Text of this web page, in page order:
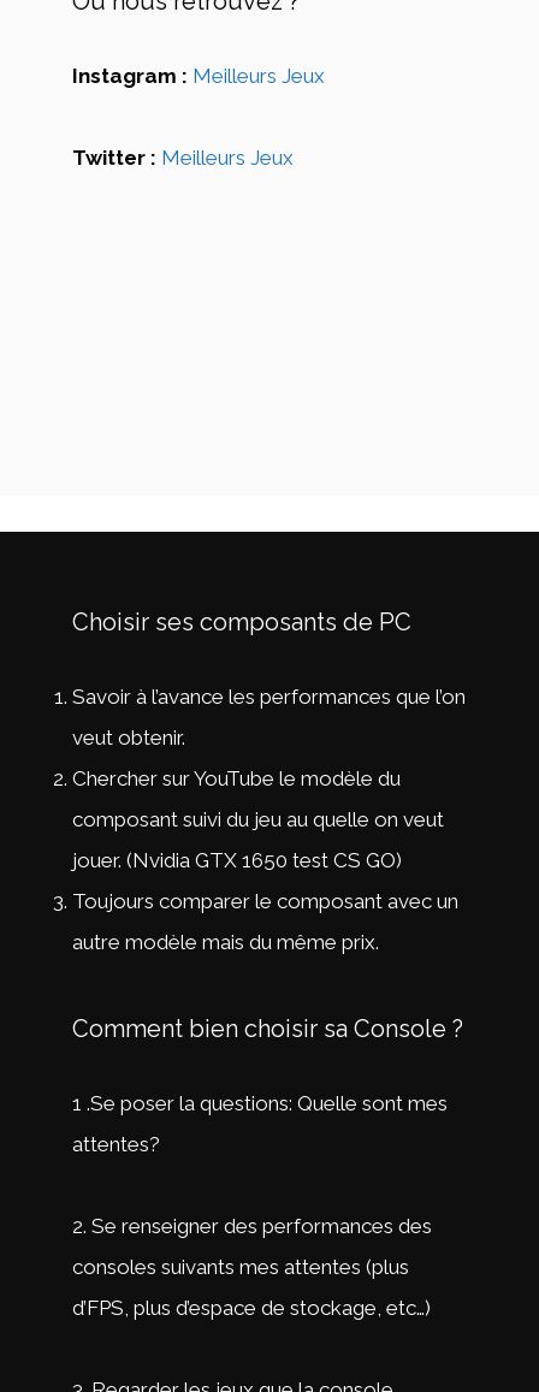
Instagram : Meilleurs Jeux
Twitter : Meilleurs Jeux
Choisir ses composants de PC
Savoir à l’avance les performances que l’on
veut obtenir.
Chercher sur YouTube le modèle du
composant suivi du jeu au quelle on veut
jouer. (Nvidia GTX 1650 test CS GO)
Toujours comparer le composant avec un
autre modèle mais du même prix.
Comment bien choisir sa Console ?
1 .Se poser la questions: Quelle sont mes
attentes?
2. Se renseigner des performances des
consoles suivants mes attentes (plus
d’FPS, plus d’espace de stockage, etc…)